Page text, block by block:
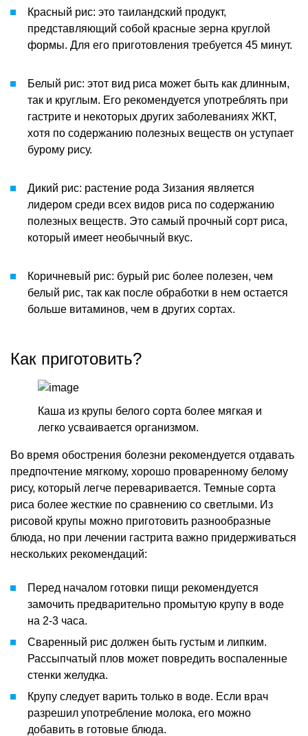
Красный рис: это таиландский продукт,
представляющий собой красные зерна круглой
формы. Для его приготовления требуется 45 минут.
Белый рис: этот вид риса может быть как длинным,
так и круглым. Его рекомендуется употреблять при
гастрите и некоторых других заболеваниях ЖКТ,
хотя по содержанию полезных веществ он уступает
бурому рису.
Дикий рис: растение рода Зизания является
лидером среди всех видов риса по содержанию
полезных веществ. Это самый прочный сорт риса,
который имеет необычный вкус.
Коричневый рис: бурый рис более полезен, чем
белый рис, так как после обработки в нем остается
больше витаминов, чем в других сортах.
Как приготовить?
Каша из крупы белого сорта более мягкая и
легко усваивается организмом.
Во время обострения болезни рекомендуется отдавать
предпочтение мягкому, хорошо проваренному белому
рису, который легче переваривается. Темные сорта
риса более жесткие по сравнению со светлыми. Из
рисовой крупы можно приготовить разнообразные
блюда, но при лечении гастрита важно придерживаться
нескольких рекомендаций:
Перед началом готовки пищи рекомендуется
замочить предварительно промытую крупу в воде
на 2-3 часа.
Сваренный рис должен быть густым и липким.
Рассыпчатый плов может повредить воспаленные
стенки желудка.
Крупу следует варить только в воде. Если врач
разрешил употребление молока, его можно
добавить в готовые блюда.